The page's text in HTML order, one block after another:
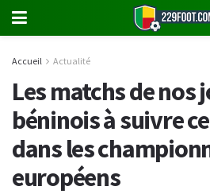
Accueil Actualité
Les matchs de nos
béninois à suivre
dans les
européens